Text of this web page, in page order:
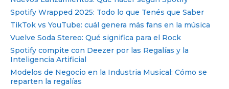
Spotify Wrapped 2025: Todo lo que Tenés que Saber
TikTok vs YouTube: cuál genera más fans en la música
Vuelve Soda Stereo: Qué significa para el Rock
Spotify compite con Deezer por las Regalías y la
Inteligencia Artificial
Modelos de Negocio en la Industria Musical: Cómo se
reparten la regalías